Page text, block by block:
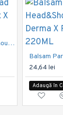
Balsam de par Head & Shoulders Dermax X Pro, 220 ml
24,64 lei
Adaugă în